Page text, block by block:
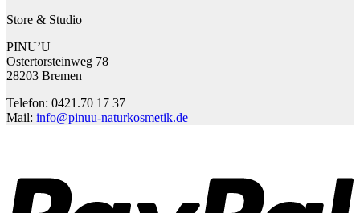
Store & Studio
PINU’U
Ostertorsteinweg 78
28203 Bremen
Telefon: 0421.70 17 37
Mail: info@pinuu-naturkosmetik.de